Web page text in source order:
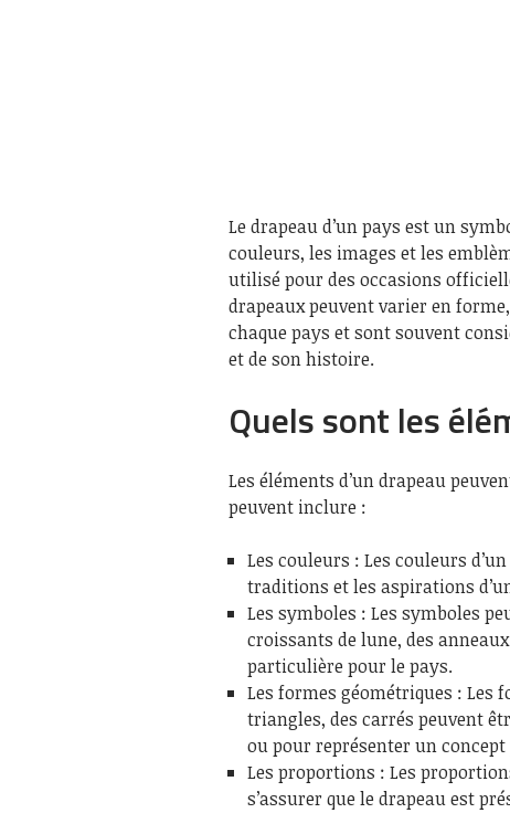
Le drapeau d’un pays est un
couleurs, les images et les
utilisé pour des occasions
drapeaux peuvent varier en
chaque pays et sont souvent
et de son histoire.
Quels sont les
Les éléments d’un drapeau
peuvent inclure :
Les couleurs : Les couleurs
traditions et les aspirations
Les symboles : Les symboles
croissants de lune, des
particulière pour le pays.
Les formes géométriques : Les
triangles, des carrés peuvent
ou pour représenter un
Les proportions : Les
s’assurer que le drapeau est